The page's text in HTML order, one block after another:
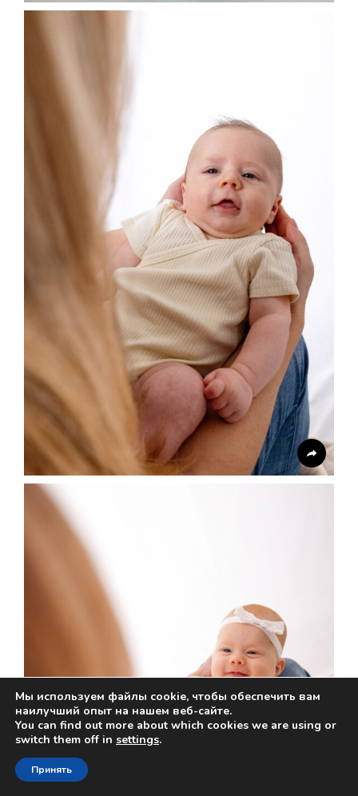
Мы используем файлы cookie, чтобы обеспечить вам
наилучший опыт на нашем веб-сайте.
You can find out more about which cookies we are using or
switch them off in settings.
Принять